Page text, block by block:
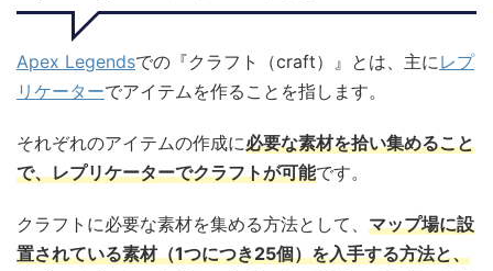
Apex Legendsでの『クラフト（craft）』とは、主に レプ
リケーターでアイテムを作ることを指します。
それぞれのアイテムの作成に必要な素材を拾い集めること
で、レプリケーターでクラフトが可能です。
クラフトに必要な素材を集める方法として、 マップ場に設
置されている素材（1つにつき25個）を入手する方法と、